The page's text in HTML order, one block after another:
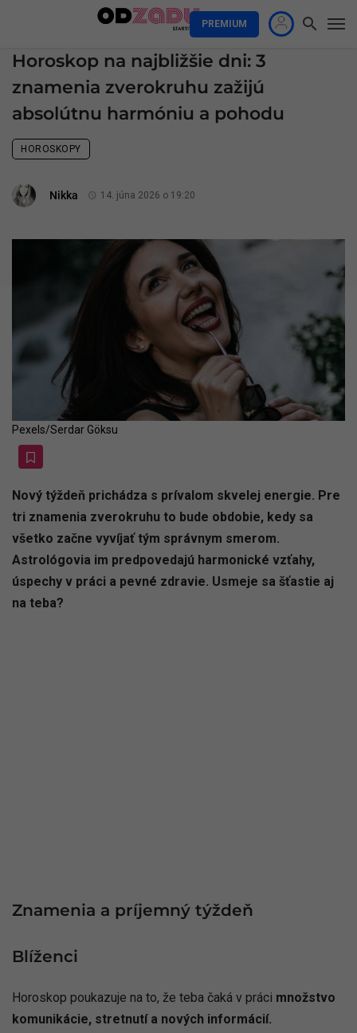
PREMIUM
Horoskop na najbližšie dni: 3
znamenia zverokruhu zažijú
absolútnu harmóniu a pohodu
HOROSKOPY
Nikka 14. júna 2026 o 19:20
Pexels/Serdar Göksu
Nový týždeň prichádza s prívalom skvelej energie. Pre
tri znamenia zverokruhu to bude obdobie, kedy sa
všetko začne vyvíjať tým správnym smerom.
Astrológovia im predpovedajú harmonické vzťahy,
úspechy v práci a pevné zdravie. Usmeje sa šťastie aj
na teba?
Znamenia a príjemný týždeň
Blíženci
Horoskop poukazuje na to, že teba čaká v práci množstvo
komunikácie, stretnutí a nových informácií.